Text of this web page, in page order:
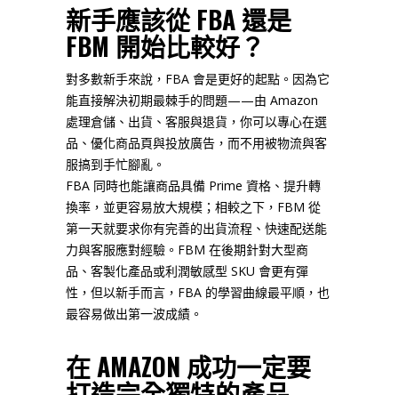
新手應該從 FBA 還是
FBM 開始比較好？
對多數新手來說，FBA 會是更好的起點。因為它
能直接解決初期最棘手的問題——由 Amazon
處理倉儲、出貨、客服與退貨，你可以專心在選
品、 優化商品頁與投放廣告，而不用被物流與客
服搞到手忙腳亂。
FBA 同時也能讓商品具備 Prime 資格、提升轉
換率，並更容易放大規模；相較之下，FBM 從
第一天就要求你有完善的出貨流程、 快速配送能
力與客服應對經驗。FBM 在後期針對大型商
品、客製化產品或利潤敏感型 SKU 會更有彈
性，但以新手而言，FBA 的學習曲線最平順，也
最容易做出第一波成績。
在 AMAZON 成功一定要